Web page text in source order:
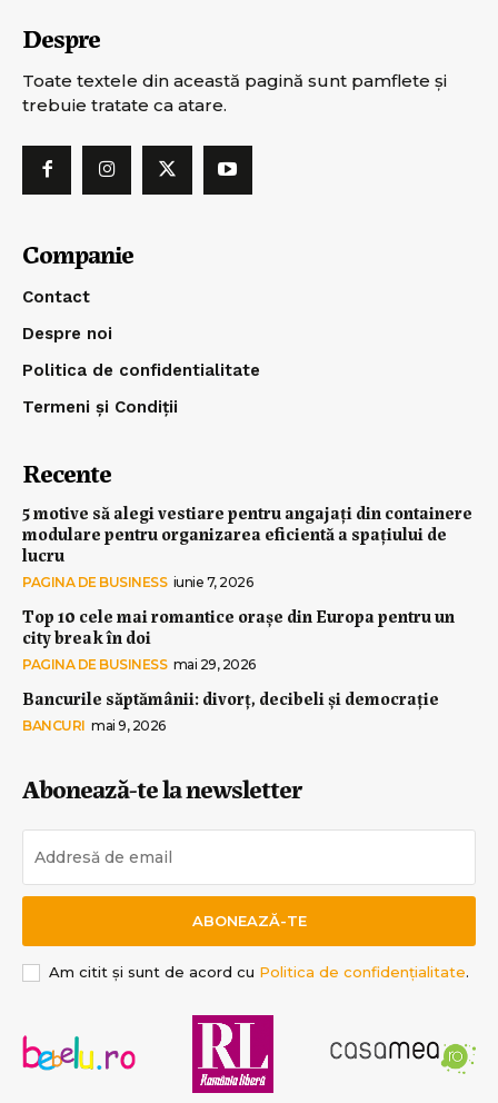
Despre
Toate textele din această pagină sunt pamflete şi
trebuie tratate ca atare.
Companie
Contact
Despre noi
Politica de confidentialitate
Termeni și Condiții
Recente
5 motive să alegi vestiare pentru angajați din containere
modulare pentru organizarea eficientă a spațiului de
lucru
PAGINA DE BUSINESS iunie 7, 2026
Top 10 cele mai romantice orașe din Europa pentru un
city break în doi
PAGINA DE BUSINESS mai 29, 2026
Bancurile săptămânii: divorț, decibeli și democrație
BANCURI mai 9, 2026
Abonează-te la newsletter
ABONEAZĂ-TE
Am citit și sunt de acord cu Politica de confidențialitate.